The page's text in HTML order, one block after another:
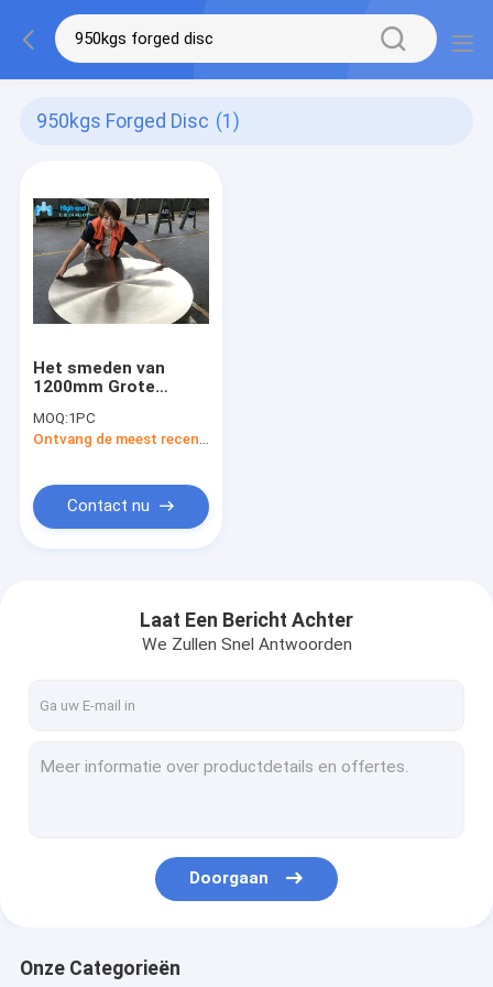
950kgs Forged Disc (1)
Het smeden van
1200mm Grote
2 Astm B381 F2
950kgs
MOQ:1PC
Ontvang de meest recente Prijs
Contact nu
Laat Een Bericht Achter
We Zullen Snel Antwoorden
Doorgaan
Onze Categorieën